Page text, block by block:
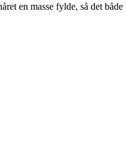
en masse fylde, så det